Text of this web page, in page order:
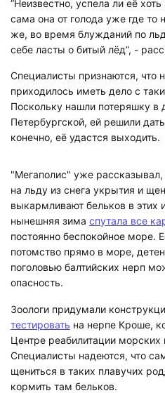
“Неизвестно, успела ли её
сама она от голода уже где то
же, во время блужданий по
себе ласты о битый лёд”, -
Специалисты признаются, что
приходилось иметь дело с
Поскольку нашли потеряшку в
Петербургской, ей решили
конечно, её удастся выходить.
"Мегаполис" уже
на льду из снега укрытия и
выкармливают бельков в этих
нынешняя зима спутала все
постоянно беспокойное море.
потомство прямо в море,
поголовью балтийских нерп
опасность.
Зоологи придумали
тестировать на нерпе Кроше,
Центре реабилитации
Специалисты надеются, что
щениться в таких плавучих
кормить там бельков.